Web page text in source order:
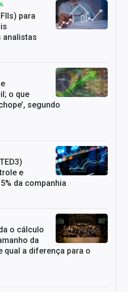
para
analistas
o que
segundo
e
da companhia
o cálculo
da
qual a diferença para o